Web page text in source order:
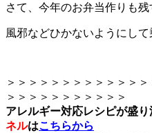
さて、今年のお弁当作りも残
風邪などひかないようにして
＞＞＞＞＞＞＞＞＞＞＞＞
＞＞＞＞＞＞＞＞＞＞＞
アレルギー対応レシピが盛
ネルはこちらから